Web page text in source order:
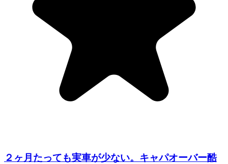
２ヶ月たっても実車が少ない。キャパオーバー酷